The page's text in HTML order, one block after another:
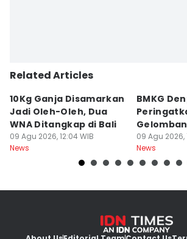
Related Articles
10Kg Ganja Disamarkan
Jadi Oleh-Oleh, Dua
WNA Ditangkap di Bali
09 Agu 2026, 12:04 WIB
News
BMKG
Bali
09 Agu 2026,
News